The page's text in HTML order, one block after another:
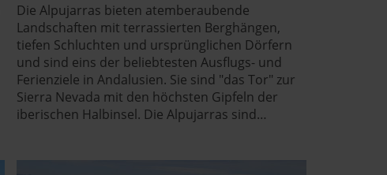
Die Alpujarras bieten atemberaubende
Landschaften mit terrassierten Berghängen,
tiefen Schluchten und ursprünglichen Dörfern
und sind eins der beliebtesten Ausflugs- und
Ferienziele in Andalusien. Sie sind "das Tor" zur
Sierra Nevada mit den höchsten Gipfeln der
iberischen Halbinsel. Die Alpujarras sind…